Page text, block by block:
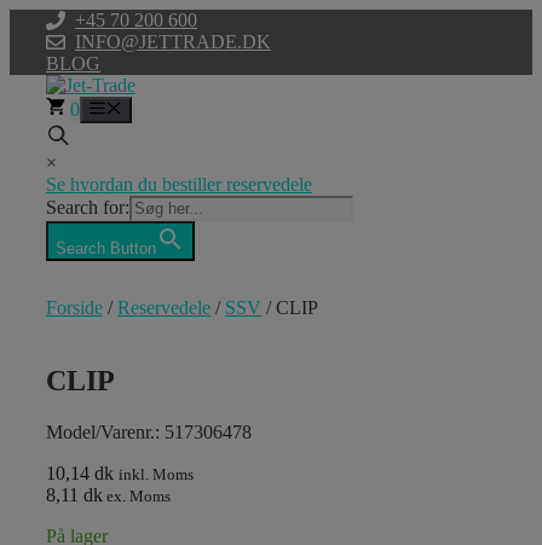
indhold
+45 70 200 600
INFO@JETTRADE.DK
BLOG
0
×
Se hvordan du bestiller reservedele
Search for:
Search Button
Forside /Reservedele / SSV / CLIP
CLIP
Model/Varenr.: 517306478
10,14 dk inkl. Moms
8,11 dk ex. Moms
På lager